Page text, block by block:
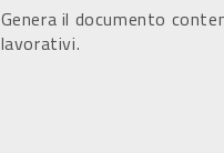
Genera il documento
lavorativi.